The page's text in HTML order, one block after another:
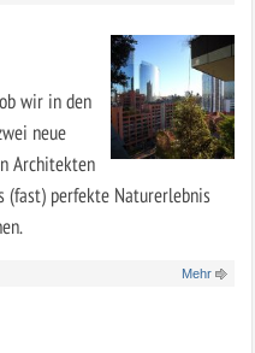
wir in den
neue
Architekten
(fast) perfekte Naturerlebnis
Mehr